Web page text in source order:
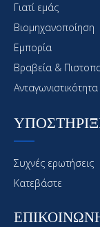
Γιατί εμάς
Βιομηχανοποίηση
Εμπορία
Βραβεία &
Συχνές ερωτήσεις
Κατεβάστε